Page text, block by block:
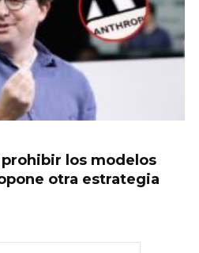
los modelos
otra estrategia